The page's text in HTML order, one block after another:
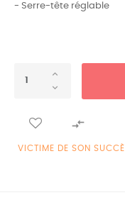
- Serre-tête réglable

VICTIME DE SON